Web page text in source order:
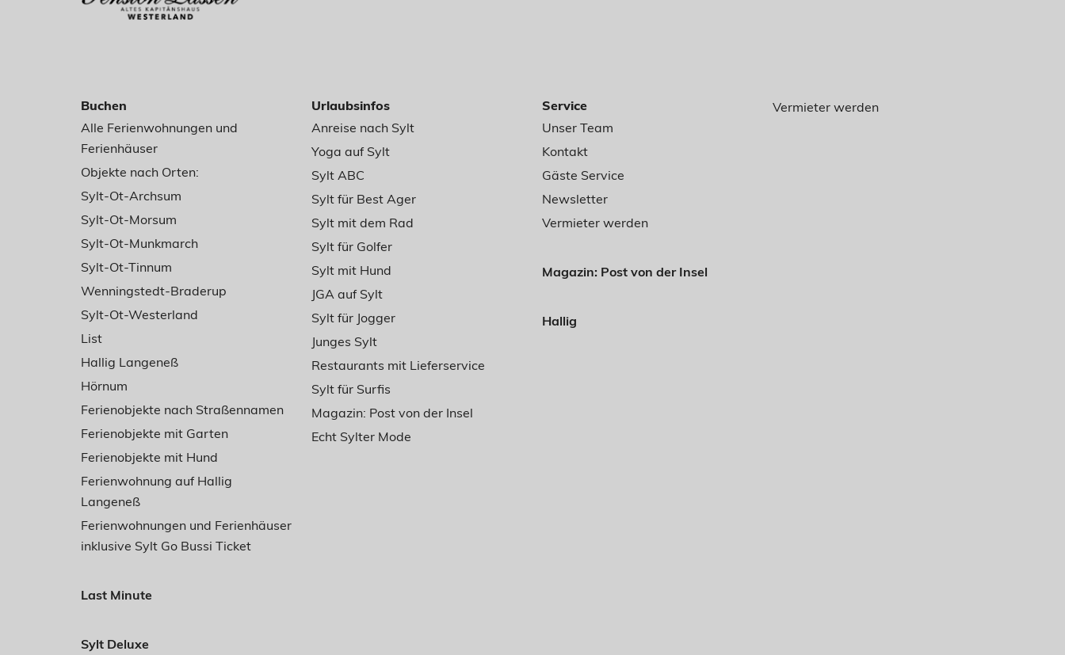
Buchen
Alle Ferienwohnungen und
Ferienhäuser
Objekte nach Orten:
Sylt-Ot-Archsum
Sylt-Ot-Morsum
Sylt-Ot-Munkmarch
Sylt-Ot-Tinnum
Wenningstedt-Braderup
Sylt-Ot-Westerland
List
Hallig Langeneß
Hörnum
Ferienobjekte nach Straßennamen
Ferienobjekte mit Garten
Ferienobjekte mit Hund
Ferienwohnung auf Hallig
Langeneß
Ferienwohnungen und Ferienhäuser
inklusive Sylt Go Bussi Ticket
Last Minute
Sylt Deluxe
Urlaubsinfos
Anreise nach Sylt
Yoga auf Sylt
Sylt ABC
Sylt für Best Ager
Sylt mit dem Rad
Sylt für Golfer
Sylt mit Hund
JGA auf Sylt
Sylt für Jogger
Junges Sylt
Restaurants mit Lieferservice
Sylt für Surfis
Magazin: Post von der Insel
Echt Sylter Mode
Service
Unser Team
Kontakt
Gäste Service
Newsletter
Vermieter werden
Magazin: Post von der Insel
Hallig
Vermieter werden